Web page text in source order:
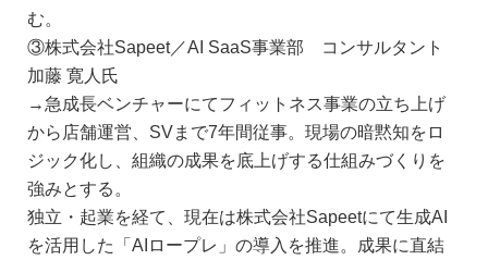
む。
③株式会社Sapeet／AI SaaS事業部 コンサルタント
加藤 寛人氏
→急成長ベンチャーにてフィットネス事業の立ち上げ
から店舗運営、SVまで7年間従事。現場の暗黙知をロ
ジック化し、組織の成果を底上げする仕組みづくりを
強みとする。
独立・起業を経て、現在は株式会社Sapeetにて生成AI
を活用した「AIロープレ」の導入を推進。成果に直結